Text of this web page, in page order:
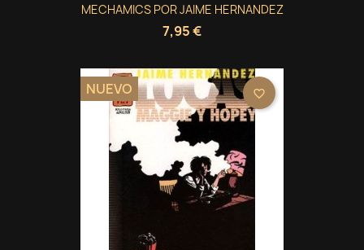
MECHAMICS POR JAIME HERNANDEZ
7,95 €
NUEVO favorite_border